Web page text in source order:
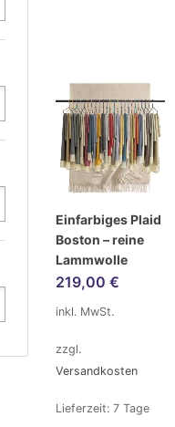
Einfarbiges Plaid
Boston – reine
Lammwolle
219,00 €
inkl. MwSt.
zzgl.
Versandkosten
Lieferzeit: 7 Tage